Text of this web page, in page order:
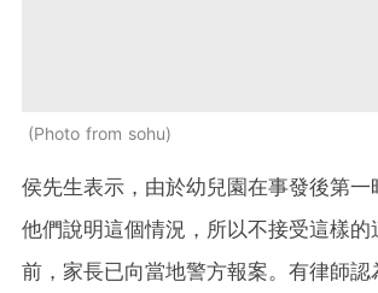
Photo from sohu
侯先生表示，由於幼兒園在事發後第一
他們說明這個情況，所以不接受這樣的
前，家長已向當地警方報案。有律師認